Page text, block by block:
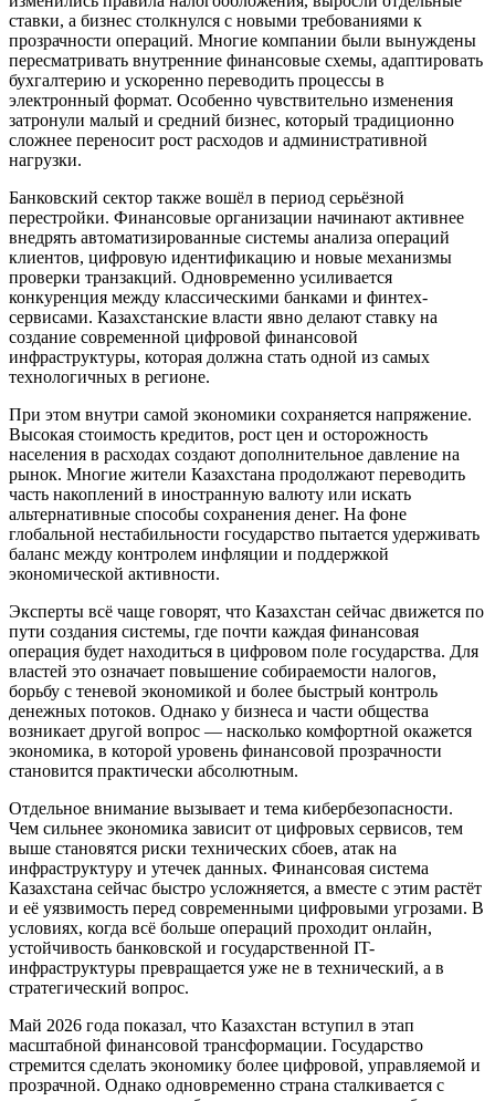
ставки, а бизнес столкнулся с новыми требованиями к
прозрачности операций. Многие компании были вынуждены
пересматривать внутренние финансовые схемы, адаптировать
бухгалтерию и ускоренно переводить процессы в
электронный формат. Особенно чувствительно изменения
затронули малый и средний бизнес, который традиционно
сложнее переносит рост расходов и административной
нагрузки.
Банковский сектор также вошёл в период серьёзной
перестройки. Финансовые организации начинают активнее
внедрять автоматизированные системы анализа операций
клиентов, цифровую идентификацию и новые механизмы
проверки транзакций. Одновременно усиливается
конкуренция между классическими банками и финтех-
сервисами. Казахстанские власти явно делают ставку на
создание современной цифровой финансовой
инфраструктуры, которая должна стать одной из самых
технологичных в регионе.
При этом внутри самой экономики сохраняется напряжение.
Высокая стоимость кредитов, рост цен и осторожность
населения в расходах создают дополнительное давление на
рынок. Многие жители Казахстана продолжают переводить
часть накоплений в иностранную валюту или искать
альтернативные способы сохранения денег. На фоне
глобальной нестабильности государство пытается удерживать
баланс между контролем инфляции и поддержкой
экономической активности.
Эксперты всё чаще говорят, что Казахстан сейчас движется по
пути создания системы, где почти каждая финансовая
операция будет находиться в цифровом поле государства. Для
властей это означает повышение собираемости налогов,
борьбу с теневой экономикой и более быстрый контроль
денежных потоков. Однако у бизнеса и части общества
возникает другой вопрос — насколько комфортной окажется
экономика, в которой уровень финансовой прозрачности
становится практически абсолютным.
Отдельное внимание вызывает и тема кибербезопасности.
Чем сильнее экономика зависит от цифровых сервисов, тем
выше становятся риски технических сбоев, атак на
инфраструктуру и утечек данных. Финансовая система
Казахстана сейчас быстро усложняется, а вместе с этим растёт
и её уязвимость перед современными цифровыми угрозами. В
условиях, когда всё больше операций проходит онлайн,
устойчивость банковской и государственной IT-
инфраструктуры превращается уже не в технический, а в
стратегический вопрос.
Май 2026 года показал, что Казахстан вступил в этап
масштабной финансовой трансформации. Государство
стремится сделать экономику более цифровой, управляемой и
прозрачной. Однако одновременно страна сталкивается с